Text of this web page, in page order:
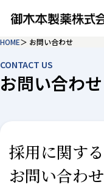
HOME お問い合わせ
CONTACT US
お問い合わせ
採用に関する
お問い合わせ